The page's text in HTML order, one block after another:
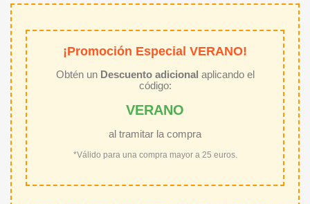
¡Promoción Especial VERANO!
Obtén un Descuento adicional aplicando el
código:
VERANO
al tramitar la compra
*Válido para una compra mayor a 25 euros.